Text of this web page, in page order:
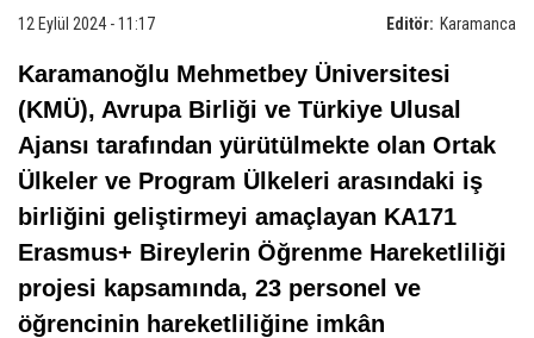
Editör: Karamanca
12 Eylül 2024 - 11:17
Karamanoğlu Mehmetbey Üniversitesi
(KMÜ), Avrupa Birliği ve Türkiye Ulusal
Ajansı tarafından yürütülmekte olan Ortak
Ülkeler ve Program Ülkeleri arasındaki iş
birliğini geliştirmeyi amaçlayan KA171
Erasmus+ Bireylerin Öğrenme Hareketliliği
projesi kapsamında, 23 personel ve
öğrencinin hareketliliğine imkân